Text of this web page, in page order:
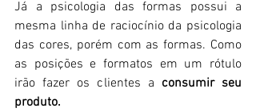
Já a psicologia das formas possui a
mesma linha de raciocínio da psicologia
das cores, porém com as formas. Como
as posições e formatos em um rótulo
irão fazer os clientes a consumir seu
produto.